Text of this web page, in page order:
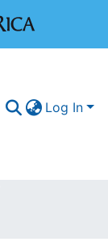
Log In